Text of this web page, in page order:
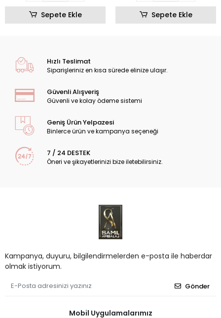
Sepete Ekle Sepete Ekle
Hızlı Teslimat
Siparişleriniz en kısa sürede elinize ulaşır.
Güvenli Alışveriş
Güvenli ve kolay ödeme sistemi
Geniş Ürün Yelpazesi
Binlerce ürün ve kampanya seçeneği
7 / 24 DESTEK
Öneri ve şikayetlerinizi bize iletebilirsiniz.
Kampanya, duyuru, bilgilendirmelerden e-posta ile haberdar
olmak istiyorum.
Gönder
Mobil Uygulamalarımız